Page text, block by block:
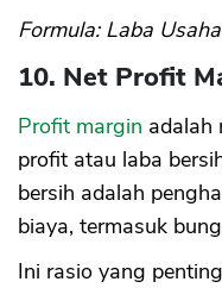
Formula: Laba
10. Net Profit
Profit margin adalah
profit atau laba
bersih adalah
biaya, termasuk
Ini rasio yang